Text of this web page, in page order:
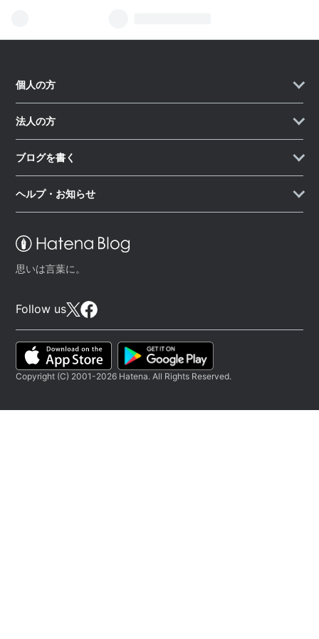
思いは言葉に。
Follow us
個人の方
法人の方
ブログを書く
ヘルプ・お知らせ
Copyright (C) 2001-2026 Hatena. All Rights Reserved.